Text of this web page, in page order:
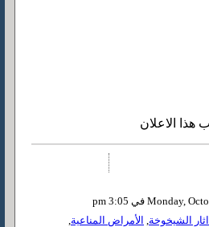
هذا الاعلان
اثار الشيخوخة, الأمراض المناعية,